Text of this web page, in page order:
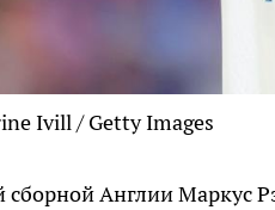
Ivill / Getty Images
Англии Маркус